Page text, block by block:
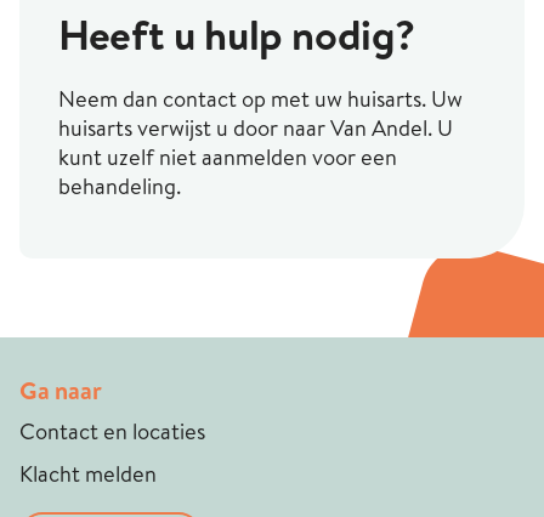
Heeft u hulp nodig?
Neem dan contact op met uw huisarts. Uw
huisarts verwijst u door naar Van Andel. U
kunt uzelf niet aanmelden voor een
behandeling.
Ga naar
Contact en locaties
Klacht melden